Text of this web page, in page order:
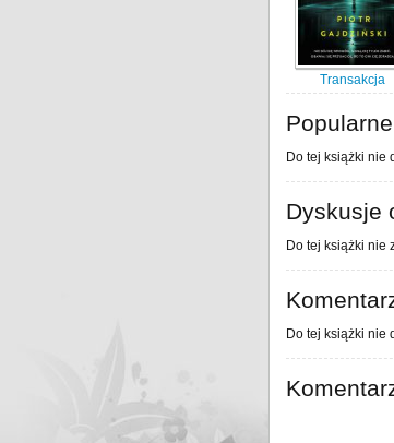
Transakcja
Do tej książki nie
Dyskusje
Do tej książki nie
Do tej książki nie